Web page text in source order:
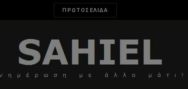
ΠΡΩΤΟΣΕΛΙΔΑ